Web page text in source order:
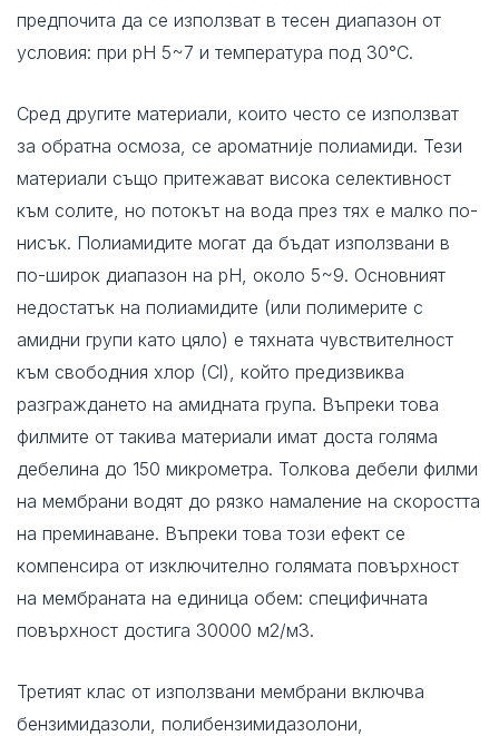
предпочита да се използват в тесен диапазон от
условия: при pH 5~7 и температура под 30°C.
Сред другите материали, които често се използват
за обратна осмоза, се ароматниje полиамиди. Тези
материали също притежават висока селективност
към солите, но потокът на вода през тях е малко по-
нисък. Полиамидите могат да бъдат използвани в
по-широк диапазон на pH, около 5~9. Основният
недостатък на полиамидите (или полимерите с
амидни групи като цяло) е тяхната чувствителност
към свободния хлор (Cl), който предизвиква
разграждането на амидната група. Въпреки това
филмите от такива материали имат доста голяма
дебелина до 150 микрометра. Толкова дебели филми
на мембрани водят до рязко намаление на скоростта
на преминаване. Въпреки това този ефект се
компенсира от изключително голямата повърхност
на мембраната на единица обем: специфичната
повърхност достига 30000 м2/м3.
Третият клас от използвани мембрани включва
бензимидазоли, полибензимидазолони,